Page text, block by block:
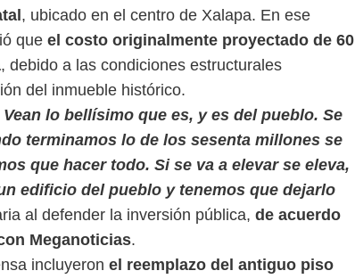
, ubicado en el centro de Xalapa. En ese
que el costo originalmente proyectado de 60
, debido a las condiciones estructurales
del inmueble histórico.
lo bellísimo que es, y es del pueblo. Se
terminamos lo de los sesenta millones se
que hacer todo. Si se va a elevar se eleva,
edificio del pueblo y tenemos que dejarlo
al defender la inversión pública, de acuerdo
Meganoticias.
incluyeron el reemplazo del antiguo piso